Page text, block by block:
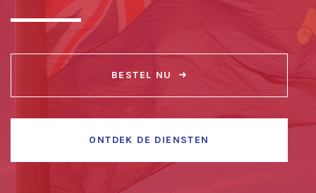
BESTEL NU
ONTDEK DE DIENSTEN